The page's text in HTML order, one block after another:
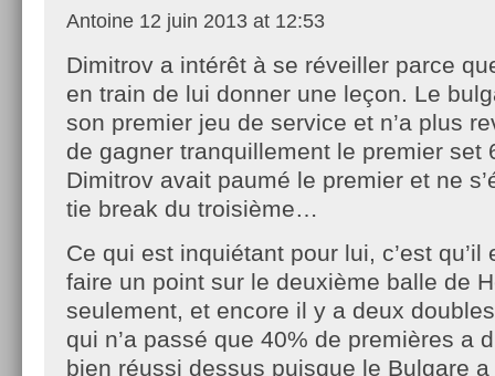
Antoine 12 juin 2013 at 12:53
Dimitrov a intérêt à se réveiller parce
en train de lui donner une leçon. Le
son premier jeu de service et n’a plus
de gagner tranquillement le premier set
Dimitrov avait paumé le premier et ne
tie break du troisième…
Ce qui est inquiétant pour lui, c’est
faire un point sur le deuxième balle de
seulement, et encore il y a deux
qui n’a passé que 40% de premières a
bien réussi dessus puisque le Bulgare